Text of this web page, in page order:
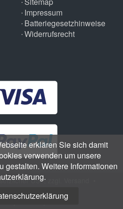
Impressum
Batteriegesetzhinweise
Widerrufsrecht
USt., zzgl.
by ThemeArt
byJTL-Shop
erklären Sie sich damit
verwenden um unsere
gestalten. Weitere Informationen